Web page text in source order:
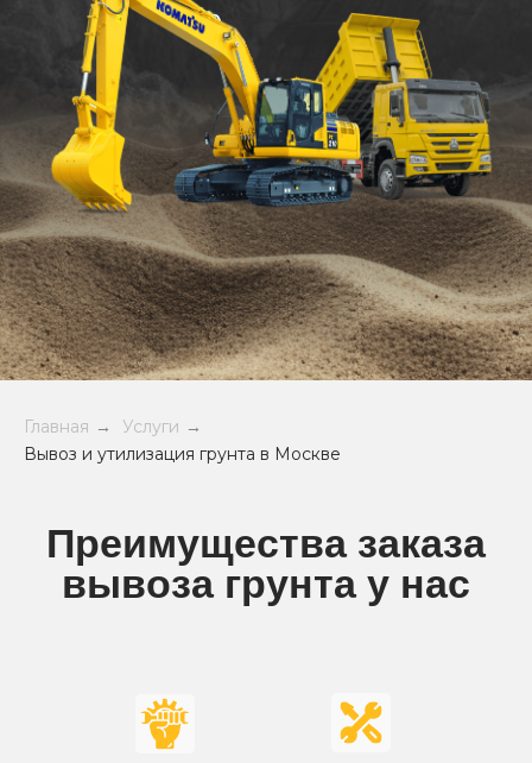
Главная → Услуги →
Вывоз и утилизация грунта в Москве
Преимущества заказа
вывоза грунта у нас